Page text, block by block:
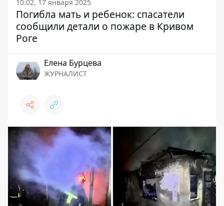
10:02, 17 января 2025
Погибла мать и ребенок: спасатели
сообщили детали о пожаре в Кривом
Роге
Елена Бурцева
ЖУРНАЛИСТ